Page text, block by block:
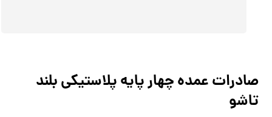
صادرات عمده چهار پایه پلاستیکی بلند
تاشو